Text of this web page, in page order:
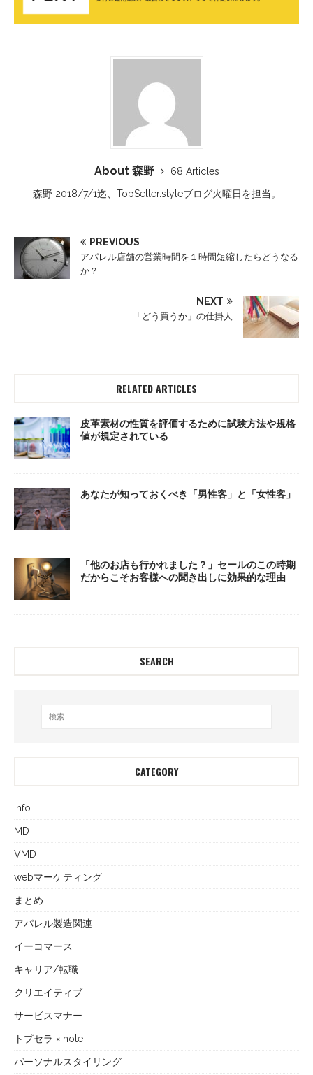
About 森野
68 Articles
森野 2018/7/1迄、TopSeller.styleブログ火曜日を担当。
PREVIOUS
アパレル店舗の営業時間を１時間短縮したらどうなる
か？
NEXT
「どう買うか」の仕掛人
RELATED ARTICLES
皮革素材の性質を評価するために試験方法や規格
値が規定されている
あなたが知っておくべき「男性客」と「女性客」
「他のお店も行かれました？」セールのこの時期
だからこそお客様への聞き出しに効果的な理由
SEARCH
CATEGORY
info
MD
VMD
webマーケティング
まとめ
アパレル製造関連
イーコマース
キャリア/転職
クリエイティブ
サービスマナー
トプセラ × note
パーソナルスタイリング